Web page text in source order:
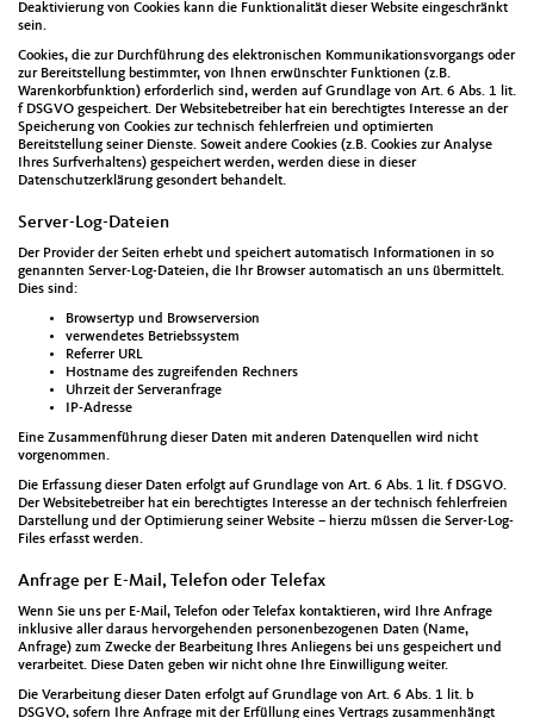
Deaktivierung von Cookies kann die Funktionalität dieser Website eingeschränkt
sein.
Cookies, die zur Durchführung des elektronischen Kommunikationsvorgangs oder
zur Bereitstellung bestimmter, von Ihnen erwünschter Funktionen (z.B.
Warenkorbfunktion) erforderlich sind, werden auf Grundlage von Art. 6 Abs. 1 lit.
f DSGVO gespeichert. Der Websitebetreiber hat ein berechtigtes Interesse an der
Speicherung von Cookies zur technisch fehlerfreien und optimierten
Bereitstellung seiner Dienste. Soweit andere Cookies (z.B. Cookies zur Analyse
Ihres Surfverhaltens) gespeichert werden, werden diese in dieser
Datenschutzerklärung gesondert behandelt.
Server-Log-Dateien
Der Provider der Seiten erhebt und speichert automatisch Informationen in so
genannten Server-Log-Dateien, die Ihr Browser automatisch an uns übermittelt.
Dies sind:
Browsertyp und Browserversion
verwendetes Betriebssystem
Referrer URL
Hostname des zugreifenden Rechners
Uhrzeit der Serveranfrage
IP-Adresse
Eine Zusammenführung dieser Daten mit anderen Datenquellen wird nicht
vorgenommen.
Die Erfassung dieser Daten erfolgt auf Grundlage von Art. 6 Abs. 1 lit. f DSGVO.
Der Websitebetreiber hat ein berechtigtes Interesse an der technisch fehlerfreien
Darstellung und der Optimierung seiner Website – hierzu müssen die Server-Log-
Files erfasst werden.
Anfrage per E-Mail, Telefon oder Telefax
Wenn Sie uns per E-Mail, Telefon oder Telefax kontaktieren, wird Ihre Anfrage
inklusive aller daraus hervorgehenden personenbezogenen Daten (Name,
Anfrage) zum Zwecke der Bearbeitung Ihres Anliegens bei uns gespeichert und
verarbeitet. Diese Daten geben wir nicht ohne Ihre Einwilligung weiter.
Die Verarbeitung dieser Daten erfolgt auf Grundlage von Art. 6 Abs. 1 lit. b
DSGVO, sofern Ihre Anfrage mit der Erfüllung eines Vertrags zusammenhängt